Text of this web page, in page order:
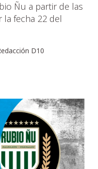
Ñu a partir de las
la fecha 22 del
D10